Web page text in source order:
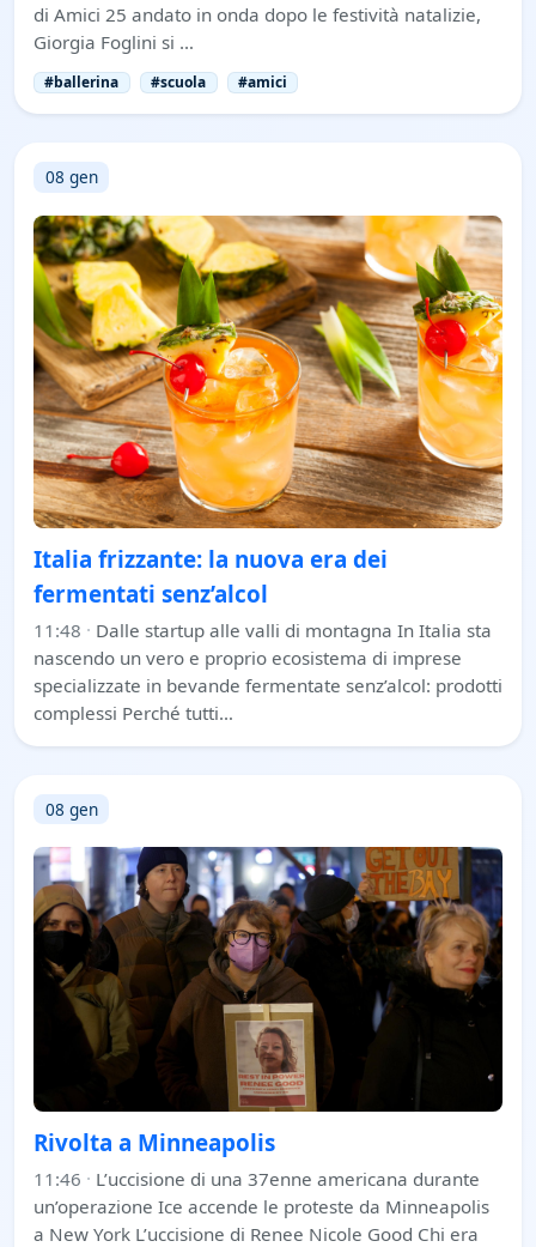
di Amici 25 andato in onda dopo le festività natalizie,
Giorgia Foglini si …
#ballerina #scuola #amici
08 gen
Italia frizzante: la nuova era dei
fermentati senz’alcol
11:48 · Dalle startup alle valli di montagna In Italia sta
nascendo un vero e proprio ecosistema di imprese
specializzate in bevande fermentate senz’alcol: prodotti
complessi Perché tutti…
08 gen
Rivolta a Minneapolis
11:46 · L’uccisione di una 37enne americana durante
un’operazione Ice accende le proteste da Minneapolis
a New York L’uccisione di Renee Nicole Good Chi era